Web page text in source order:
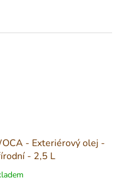
- Exteriérový olej -
- 2,5 L